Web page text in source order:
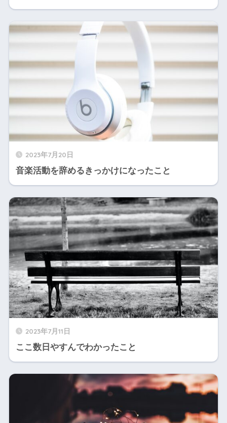
2023年7月20日
音楽活動を辞めるきっかけになったこと
2023年7月11日
ここ数日やすんでわかったこと